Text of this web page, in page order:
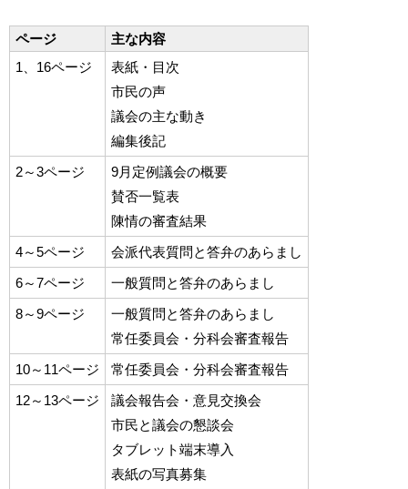
ページ
主な内容
1、16ページ
表紙・目次
市民の声
議会の主な動き
編集後記
2～3ページ
9月定例議会の概要
賛否一覧表
陳情の審査結果
4～5ページ
会派代表質問と答弁のあらまし
6～7ページ
一般質問と答弁のあらまし
8～9ページ
一般質問と答弁のあらまし
常任委員会・分科会審査報告
10～11ページ
常任委員会・分科会審査報告
12～13ページ
議会報告会・意見交換会
市民と議会の懇談会
タブレット端末導入
表紙の写真募集